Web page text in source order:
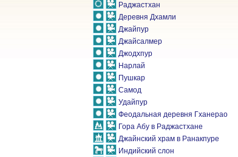
Раджастхан
Деревня Дхамли
Джайпур
Джайсалмер
Джодхпур
Нарлай
Пушкар
Самод
Удайпур
Феодальная деревня Гханерао
Гора Абу в Раджастхане
Джайнский храм в Ранакпуре
Индийский слон